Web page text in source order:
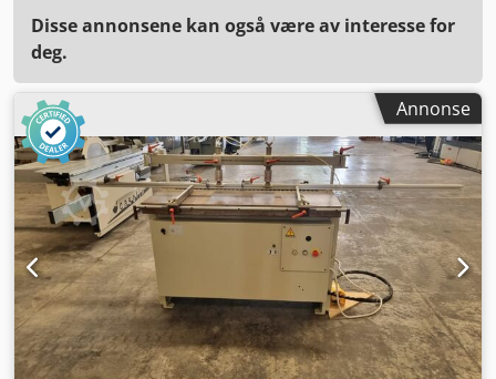
Disse annonsene kan også være av interesse for
deg.
Annonse